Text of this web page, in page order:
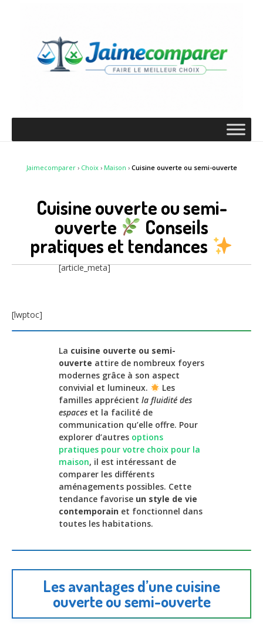
Jaimecomparer› Choix› Maison › Cuisine ouverte ou semi-ouverte
Cuisine ouverte ou semi-
ouverte
Conseils
pratiques et tendances
[article_meta]
[lwptoc]
La cuisine ouverte ou semi-
ouverte attire de nombreux foyers
modernes grâce à son aspect
convivial et lumineux.
Les
familles apprécient la fluidité des
espaces et la facilité de
communication qu’elle offre. Pour
explorer d’autres options
pratiques pour votre choix pour la
maison, il est intéressant de
comparer les différents
aménagements possibles. Cette
tendance favorise un style de vie
contemporain et fonctionnel dans
toutes les habitations.
Les avantages d’une cuisine
ouverte ou semi-ouverte